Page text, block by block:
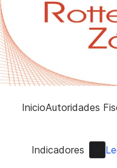
InicioAutoridades
Indicadores